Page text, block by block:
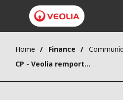
Home Finance
CP - Veolia remporte 700M AUD de contrats pour faire avancer l’innovation technologique dans la gestion de l’eau en Australie